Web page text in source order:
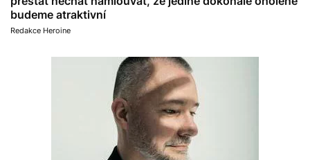
budeme atraktivní
Redakce Heroine